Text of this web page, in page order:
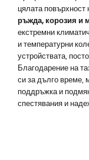
цялата
ръжда, корозия и
екстремни
и температурни
устройствата,
Благодарение на
си за дълго време,
поддръжка и
спестявания и